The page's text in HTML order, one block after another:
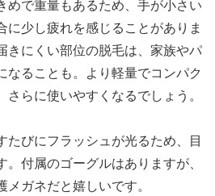
めで重量もあるため、手が小さい
に少し疲れを感じることがありま
きにくい部位の脱毛は、家族やパ
なることも。より軽量でコンパク
さらに使いやすくなるでしょう。
たびにフラッシュが光るため、目
付属のゴーグルはありますが、
メガネだと嬉しいです。